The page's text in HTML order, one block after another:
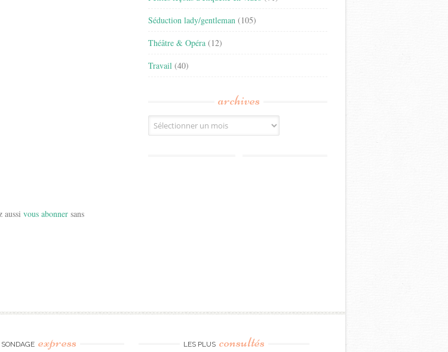
aussi vous abonner sans
Séduction lady/gentleman (105)
Théâtre & Opéra (12)
Travail (40)
archives
Archives
SONDAGE express LES PLUS consultés